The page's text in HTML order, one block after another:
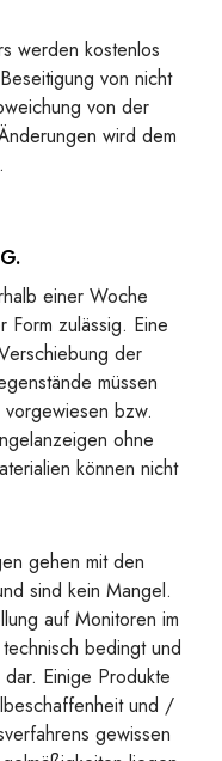
werden kostenlos
von nicht
von der
wird dem
einer Woche
Form zulässig. Eine
der
müssen
bzw.
ohne
können nicht
gehen mit den
sind kein Mangel.
auf Monitoren im
bedingt und
Einige Produkte
und /
gewissen